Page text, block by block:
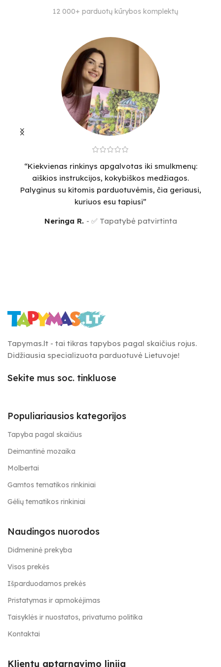
SUDĖTINGUMO LYGIS SUDĖTINGUMO LYGIS
3
12 000+ parduotų kūrybos komplektų
“Kiekvienas rinkinys apgalvotas iki smulkmenų:
aiškios instrukcijos, kokybiškos medžiagos.
Palyginus su kitomis parduotuvėmis, čia geriausi,
kuriuos esu tapiusi”
Neringa R. ✅ Tapatybė patvirtinta
Tapymas.lt - tai tikras tapybos pagal skaičius rojus.
Didžiausia specializuota parduotuvė Lietuvoje!
Sekite mus soc. tinkluose
Populiariausios kategorijos
Tapyba pagal skaičius
Deimantinė mozaika
Molbertai
Gamtos tematikos rinkiniai
Gėlių tematikos rinkiniai
Naudingos nuorodos
Didmeninė prekyba
Visos prekės
Išparduodamos prekės
Pristatymas ir apmokėjimas
Taisyklės ir nuostatos, privatumo politika
Kontaktai
Klientų aptarnavimo linija